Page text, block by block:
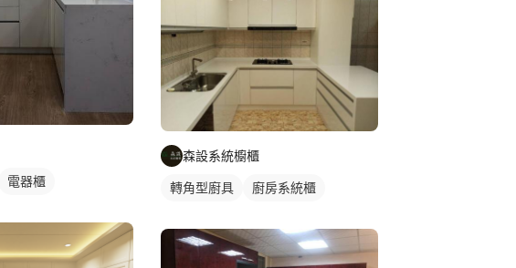
電器櫃
森設系統櫥櫃
轉角型廚具 廚房系統櫃